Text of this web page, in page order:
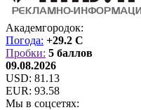
Академгородок:
Погода: +29.2 C
Пробки: 5 баллов
09.08.2026
USD: 81.13
EUR: 93.58
Мы в соцсетях: